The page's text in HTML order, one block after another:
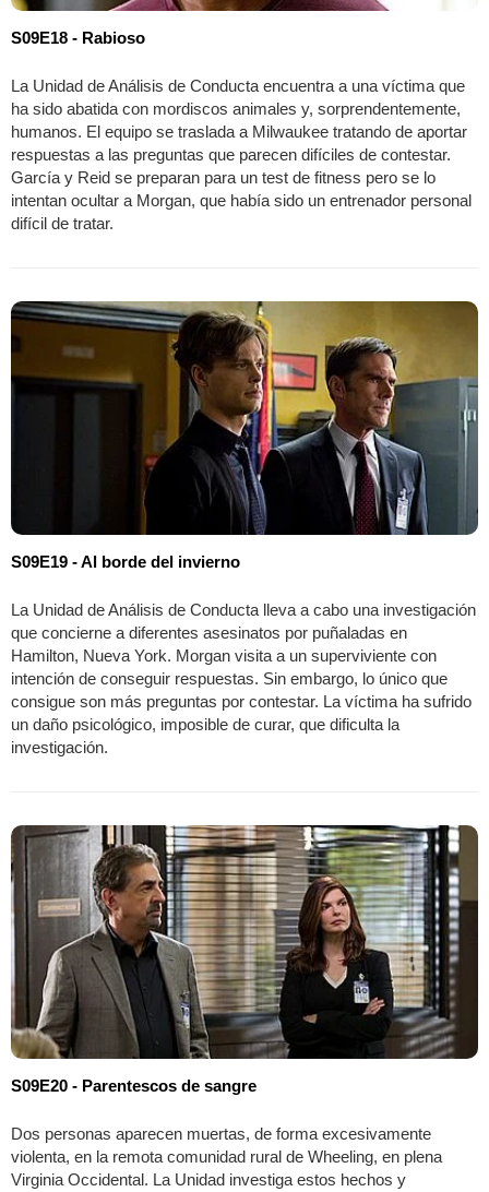
S09E18 - Rabioso
La Unidad de Análisis de Conducta encuentra a una víctima que
ha sido abatida con mordiscos animales y, sorprendentemente,
humanos. El equipo se traslada a Milwaukee tratando de aportar
respuestas a las preguntas que parecen difíciles de contestar.
García y Reid se preparan para un test de fitness pero se lo
intentan ocultar a Morgan, que había sido un entrenador personal
difícil de tratar.
S09E19 - Al borde del invierno
La Unidad de Análisis de Conducta lleva a cabo una investigación
que concierne a diferentes asesinatos por puñaladas en
Hamilton, Nueva York. Morgan visita a un superviviente con
intención de conseguir respuestas. Sin embargo, lo único que
consigue son más preguntas por contestar. La víctima ha sufrido
un daño psicológico, imposible de curar, que dificulta la
investigación.
S09E20 - Parentescos de sangre
Dos personas aparecen muertas, de forma excesivamente
violenta, en la remota comunidad rural de Wheeling, en plena
Virginia Occidental. La Unidad investiga estos hechos y